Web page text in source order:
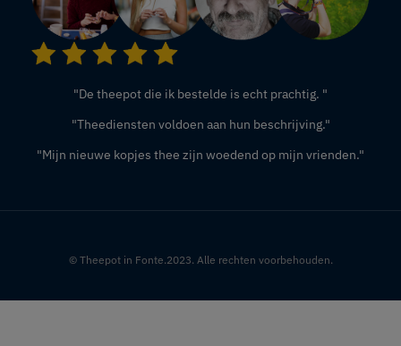
"De theepot die ik bestelde is echt prachtig. "
"Theediensten voldoen aan hun beschrijving."
"Mijn nieuwe kopjes thee zijn woedend op mijn vrienden."
© Theepot in Fonte.2023. Alle rechten voorbehouden.